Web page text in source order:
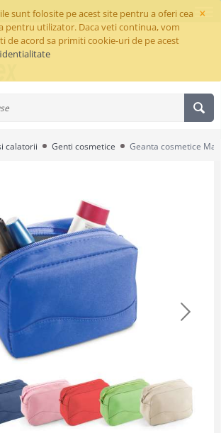
×
sunt folosite pe acest site pentru a oferi cea
pentru utilizator. Daca veti continua, vom
de acord sa primiti cookie-uri de pe acest
calatorii Genti cosmetice Geanta cosmetice